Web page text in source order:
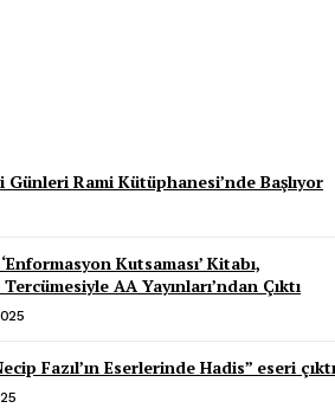
Günleri Rami Kütüphanesi’nde Başlıyor
Kutsaması’ Kitabı,
AA Yayınları’ndan Çıktı
Fazıl’ın Eserlerinde Hadis” eseri